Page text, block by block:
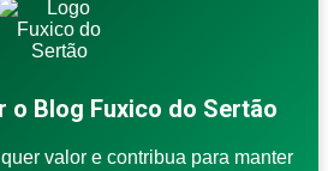
o Blog Fuxico do Sertão
valor e contribua para manter